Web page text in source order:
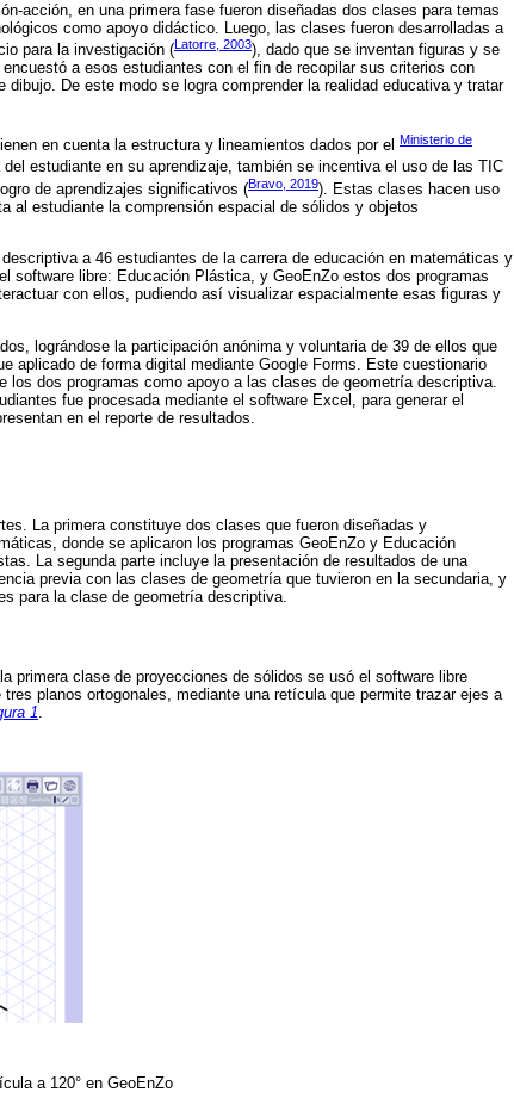
acción, en una primera fase fueron diseñadas dos clases para temas
como apoyo didáctico. Luego, las clases fueron desarrolladas a
para la investigación (Latorre, 2003), dado que se inventan figuras y se
a esos estudiantes con el fin de recopilar sus criterios con
De este modo se logra comprender la realidad educativa y tratar
en cuenta la estructura y lineamientos dados por el Ministerio de
estudiante en su aprendizaje, también se incentiva el uso de las TIC
de aprendizajes significativos (Bravo, 2019). Estas clases hacen uso
al estudiante la comprensión espacial de sólidos y objetos
a 46 estudiantes de la carrera de educación en matemáticas y
software libre: Educación Plástica, y GeoEnZo estos dos programas
con ellos, pudiendo así visualizar espacialmente esas figuras y
lográndose la participación anónima y voluntaria de 39 de ellos que
aplicado de forma digital mediante Google Forms. Este cuestionario
dos programas como apoyo a las clases de geometría descriptiva.
fue procesada mediante el software Excel, para generar el
en el reporte de resultados.
La primera constituye dos clases que fueron diseñadas y
donde se aplicaron los programas GeoEnZo y Educación
La segunda parte incluye la presentación de resultados de una
previa con las clases de geometría que tuvieron en la secundaria, y
para la clase de geometría descriptiva.
primera clase de proyecciones de sólidos se usó el software libre
planos ortogonales, mediante una retícula que permite trazar ejes a
1.
a 120° en GeoEnZo